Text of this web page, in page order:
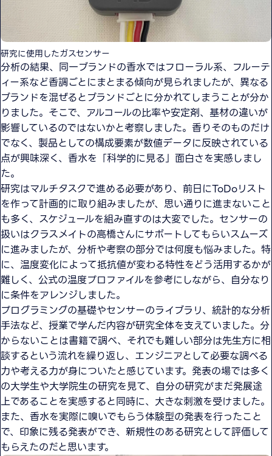
研究に使用したガスセンサー
分析の結果、同一ブランドの香水ではフローラル系、フルーテ
ィー系など香調ごとにまとまる傾向が見られましたが、異なる
ブランドを混ぜるとブランドごとに分かれてしまうことが分か
りました。そこで、アルコールの比率や安定剤、基材の違いが
影響しているのではないかと考察しました。香りそのものだけ
でなく、製品としての構成要素が数値データに反映されている
点が興味深く、香水を「科学的に見る」面白さを実感しまし
た。
研究はマルチタスクで進める必要があり、前日にToDoリスト
を作って計画的に取り組みましたが、思い通りに進まないこと
も多く、スケジュールを組み直すのは大変でした。センサーの
扱いはクラスメイトの高橋さんにサポートしてもらいスムーズ
に進みましたが、分析や考察の部分では何度も悩みました。特
に、温度変化によって抵抗値が変わる特性をどう活用するかが
難しく、公式の温度プロファイルを参考にしながら、自分なり
に条件をアレンジしました。
プログラミングの基礎やセンサーのライブラリ、統計的な分析
手法など、授業で学んだ内容が研究全体を支えていました。分
からないことは書籍で調べ、それでも難しい部分は先生方に相
談するという流れを繰り返し、エンジニアとして必要な調べる
力や考える力が身についたと感じています。発表の場では多く
の大学生や大学院生の研究を見て、自分の研究がまだ発展途
上であることを実感すると同時に、大きな刺激を受けました。
また、香水を実際に嗅いでもらう体験型の発表を行ったこと
で、印象に残る発表ができ、新規性のある研究として評価して
もらえたのだと思います。